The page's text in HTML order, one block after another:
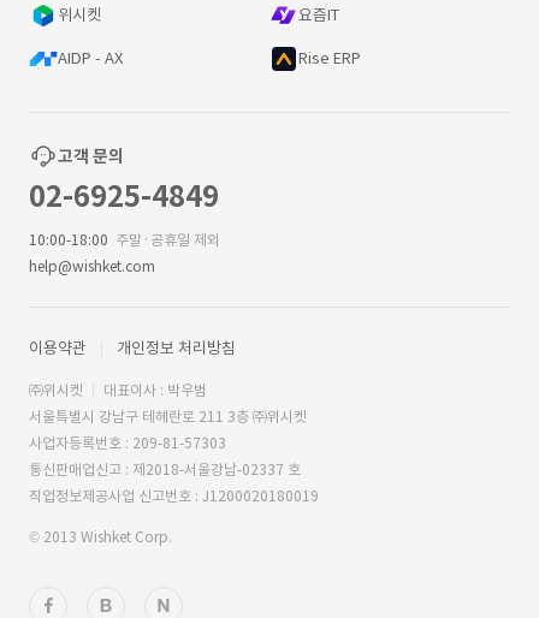
위시켓 요즘IT
AIDP - AX Rise ERP
고객 문의
02-6925-4849
10:00-18:00 주말·공휴일 제외
help@wishket.com
이용약관 개인정보 처리방침
㈜위시켓
대표이사 : 박우범
서울특별시 강남구 테헤란로 211 3층 ㈜위시켓
사업자등록번호 : 209-81-57303
통신판매업신고 : 제2018-서울강남-02337 호
직업정보제공사업 신고번호 : J1200020180019
© 2013 Wishket Corp.